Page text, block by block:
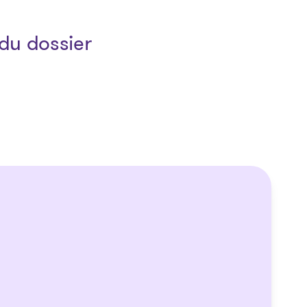
dossier